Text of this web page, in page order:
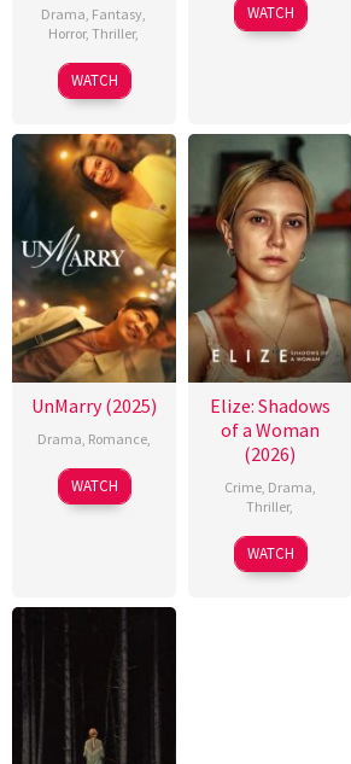
Drama Fantasy
Horror,Thriller,
WATCH
WATCH
UnMarry (2025)
Drama Romance,
WATCH
Elize: Shadows
of a Woman
(2026)
Crime, Drama
Thriller,
WATCH